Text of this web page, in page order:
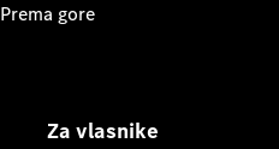
Prema gore
Za vlasnike